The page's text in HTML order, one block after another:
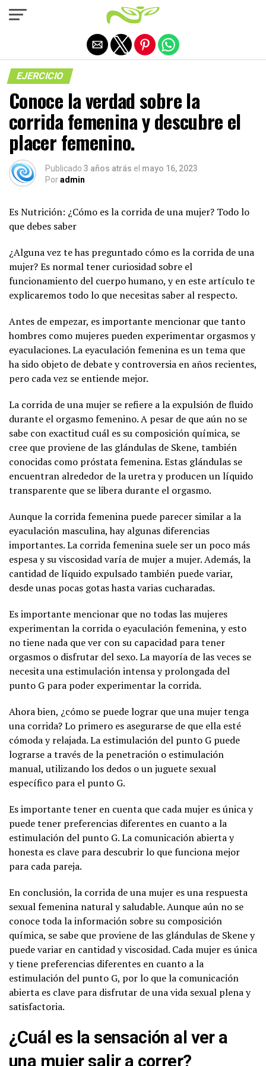
EJERCICIO
Conoce la verdad sobre la
corrida femenina y descubre el
placer femenino.
Publicado 3 años atrás el mayo 16, 2023
Poradmin
Es Nutrición: ¿Cómo es la corrida de una mujer? Todo lo
que debes saber
¿Alguna vez te has preguntado cómo es la corrida de una
mujer? Es normal tener curiosidad sobre el
funcionamiento del cuerpo humano, y en este artículo te
explicaremos todo lo que necesitas saber al respecto.
Antes de empezar, es importante mencionar que tanto
hombres como mujeres pueden experimentar orgasmos y
eyaculaciones. La eyaculación femenina es un tema que
ha sido objeto de debate y controversia en años recientes,
pero cada vez se entiende mejor.
La corrida de una mujer se refiere a la expulsión de fluido
durante el orgasmo femenino. A pesar de que aún no se
sabe con exactitud cuál es su composición química, se
cree que proviene de las glándulas de Skene, también
conocidas como próstata femenina. Estas glándulas se
encuentran alrededor de la uretra y producen un líquido
transparente que se libera durante el orgasmo.
Aunque la corrida femenina puede parecer similar a la
eyaculación masculina, hay algunas diferencias
importantes. La corrida femenina suele ser un poco más
espesa y su viscosidad varía de mujer a mujer. Además, la
cantidad de líquido expulsado también puede variar,
desde unas pocas gotas hasta varias cucharadas.
Es importante mencionar que no todas las mujeres
experimentan la corrida o eyaculación femenina, y esto
no tiene nada que ver con su capacidad para tener
orgasmos o disfrutar del sexo. La mayoría de las veces se
necesita una estimulación intensa y prolongada del
punto G para poder experimentar la corrida.
Ahora bien, ¿cómo se puede lograr que una mujer tenga
una corrida? Lo primero es asegurarse de que ella esté
cómoda y relajada. La estimulación del punto G puede
lograrse a través de la penetración o estimulación
manual, utilizando los dedos o un juguete sexual
específico para el punto G.
Es importante tener en cuenta que cada mujer es única y
puede tener preferencias diferentes en cuanto a la
estimulación del punto G. La comunicación abierta y
honesta es clave para descubrir lo que funciona mejor
para cada pareja.
En conclusión, la corrida de una mujer es una respuesta
sexual femenina natural y saludable. Aunque aún no se
conoce toda la información sobre su composición
química, se sabe que proviene de las glándulas de Skene y
puede variar en cantidad y viscosidad. Cada mujer es única
y tiene preferencias diferentes en cuanto a la
estimulación del punto G, por lo que la comunicación
abierta es clave para disfrutar de una vida sexual plena y
satisfactoria.
¿Cuál es la sensación al ver a
una mujer salir a correr?
Salir de la versión móvil